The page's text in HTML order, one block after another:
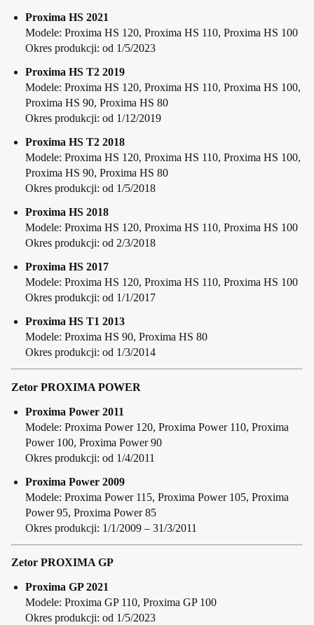
Proxima HS 2021
Modele: Proxima HS 120, Proxima HS 110, Proxima HS 100
Okres produkcji: od 1/5/2023
Proxima HS T2 2019
Modele: Proxima HS 120, Proxima HS 110, Proxima HS 100,
Proxima HS 90, Proxima HS 80
Okres produkcji: od 1/12/2019
Proxima HS T2 2018
Modele: Proxima HS 120, Proxima HS 110, Proxima HS 100,
Proxima HS 90, Proxima HS 80
Okres produkcji: od 1/5/2018
Proxima HS 2018
Modele: Proxima HS 120, Proxima HS 110, Proxima HS 100
Okres produkcji: od 2/3/2018
Proxima HS 2017
Modele: Proxima HS 120, Proxima HS 110, Proxima HS 100
Okres produkcji: od 1/1/2017
Proxima HS T1 2013
Modele: Proxima HS 90, Proxima HS 80
Okres produkcji: od 1/3/2014
Zetor PROXIMA POWER
Proxima Power 2011
Modele: Proxima Power 120, Proxima Power 110, Proxima
Power 100, Proxima Power 90
Okres produkcji: od 1/4/2011
Proxima Power 2009
Modele: Proxima Power 115, Proxima Power 105, Proxima
Power 95, Proxima Power 85
Okres produkcji: 1/1/2009 – 31/3/2011
Zetor PROXIMA GP
Proxima GP 2021
Modele: Proxima GP 110, Proxima GP 100
Okres produkcji: od 1/5/2023